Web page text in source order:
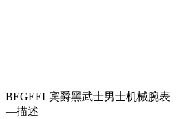
BEGEEL宾爵黑武士男士机械腕表
—描述